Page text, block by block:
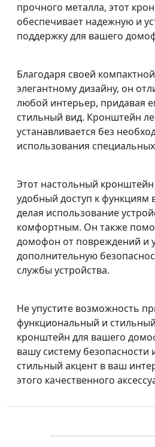
прочного металла, этот
обеспечивает надежную и
поддержку для вашего
Благодаря своей
элегантному дизайну, он
любой интерьер, придавая
стильный вид. Кронштейн
устанавливается без
использования
Этот настольный
удобный доступ к
делая использование
комфортным. Он также
домофон от повреждений и
дополнительную
службы устройства.
Не упустите возможность
функциональный и
кронштейн для вашего
вашу систему безопасности
стильный акцент в ваш
этого качественного